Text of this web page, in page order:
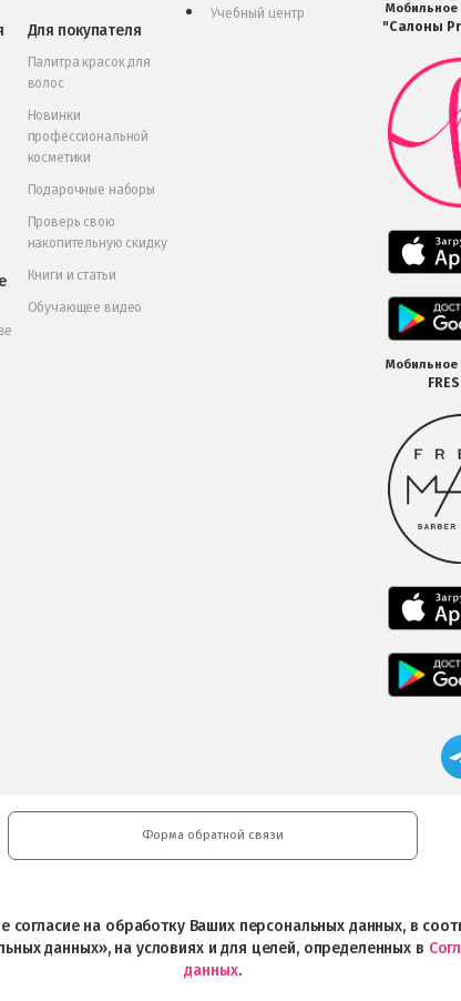
Для покупателя
Палитра красок для
волос
Новинки
профессиональной
косметики
Подарочные наборы
Проверь свою
накопительную скидку
Книги и статьи
Обучающее видео
Учебный центр Мобильное
"Салоны
Мобильное
Форма обратной связи
согласие на обработку Ваших персональных данных, в
данных», на условиях и для целей, определенных в
данных.